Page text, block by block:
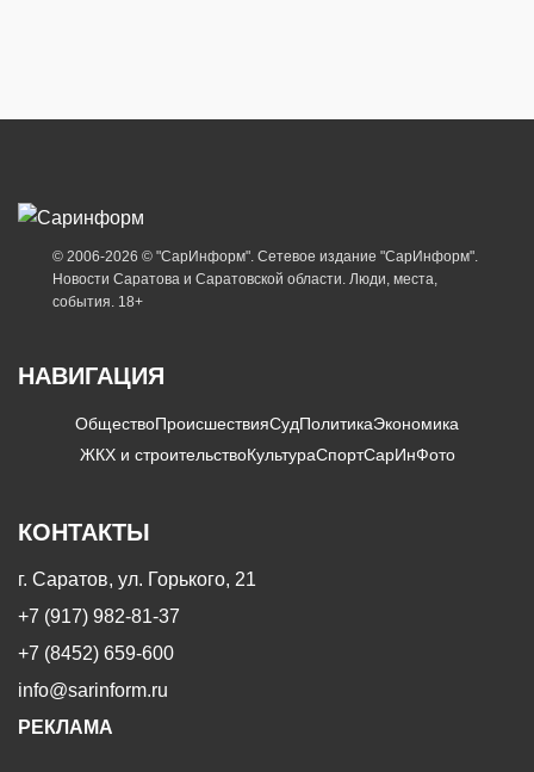
© 2006-2026 © "СарИнформ". Сетевое издание "СарИнформ".
Новости Саратова и Саратовской области. Люди, места,
события. 18+
НАВИГАЦИЯ
ОбществоПроисшествияСудПолитикаЭкономика
ЖКХ и строительствоКультураСпортСарИнФото
КОНТАКТЫ
г. Саратов, ул. Горького, 21
+7 (917) 982-81-37
+7 (8452) 659-600
info@sarinform.ru
РЕКЛАМА